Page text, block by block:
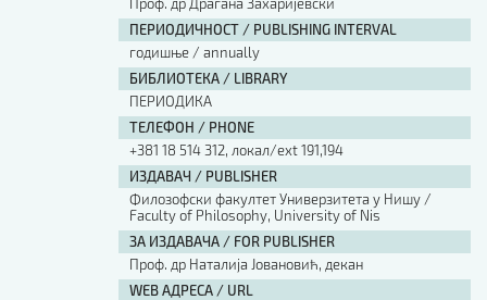
ПЕРИОДИЧНОСТ / PUBLISHING INTERVAL
годишње / annually
БИБЛИОТЕКА / LIBRARY
ПЕРИОДИКА
ТЕЛЕФОН / PHONE
+381 18 514 312, локал/ext 191,194
ИЗДАВАЧ / PUBLISHER
Филозофски факултет Универзитета у Нишу /
Faculty of Philosophy, University of Nis
ЗА ИЗДАВАЧА / FOR PUBLISHER
Проф. др Наталија Јовановић, декан
WEB АДРЕСА / URL